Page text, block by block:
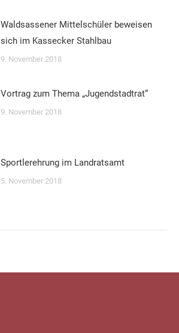
Waldsassener Mittelschüler beweisen
sich im Kassecker Stahlbau
9. November 2018
Vortrag zum Thema „Jugendstadtrat“
9. November 2018
Sportlerehrung im Landratsamt
5. November 2018